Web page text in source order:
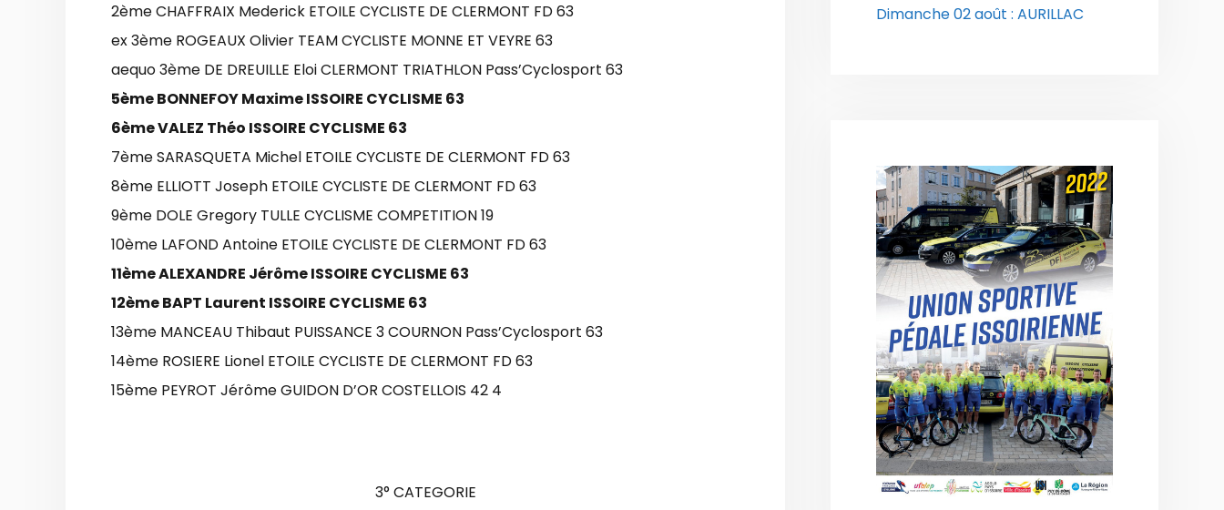
2ème CHAFFRAIX Mederick ETOILE CYCLISTE DE CLERMONT FD 63
ex 3ème ROGEAUX Olivier TEAM CYCLISTE MONNE ET VEYRE 63
aequo 3ème DE DREUILLE Eloi CLERMONT TRIATHLON Pass’Cyclosport 63
5ème BONNEFOY Maxime ISSOIRE CYCLISME 63
6ème VALEZ Théo ISSOIRE CYCLISME 63
7ème SARASQUETA Michel ETOILE CYCLISTE DE CLERMONT FD 63
8ème ELLIOTT Joseph ETOILE CYCLISTE DE CLERMONT FD 63
9ème DOLE Gregory TULLE CYCLISME COMPETITION 19
10ème LAFOND Antoine ETOILE CYCLISTE DE CLERMONT FD 63
11ème ALEXANDRE Jérôme ISSOIRE CYCLISME 63
12ème BAPT Laurent ISSOIRE CYCLISME 63
13ème MANCEAU Thibaut PUISSANCE 3 COURNON Pass’Cyclosport 63
14ème ROSIERE Lionel ETOILE CYCLISTE DE CLERMONT FD 63
15ème PEYROT Jérôme GUIDON D’OR COSTELLOIS 42 4
3° CATEGORIE
Dimanche 02 août : AURILLAC